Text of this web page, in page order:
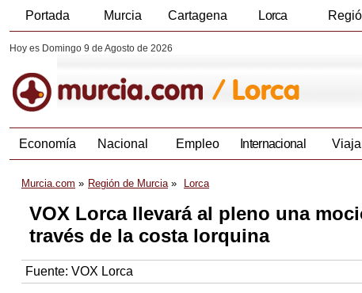
Portada Murcia Cartagena Lorca
Hoy es Domingo 9 de Agosto de 2026
Economía Nacional Empleo Internacional
Murcia.com Región de Murcia Lorca
VOX Lorca llevará al pleno una
través de la costa lorquina
Fuente: VOX Lorca